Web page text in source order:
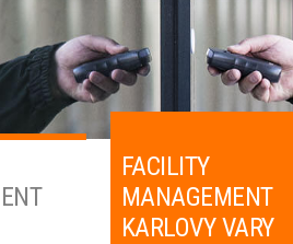
FACILITY
MANAGEMENT
KARLOVY VARY